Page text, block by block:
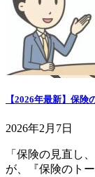
【2026年最新】保
2026年2月7日
「保険の見直し
が、『保険のト